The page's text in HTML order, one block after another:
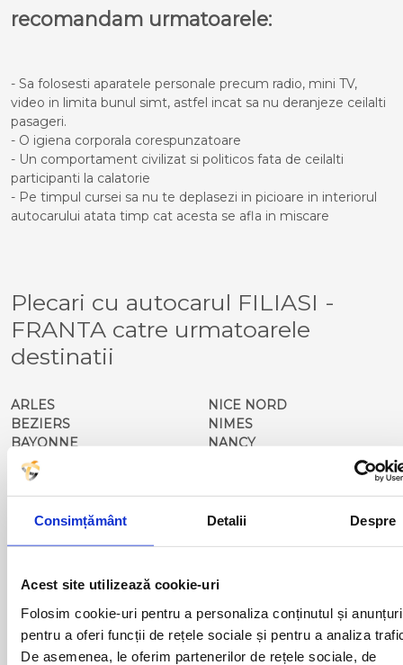
Consimțământ Detalii Despre
Acest site utilizează cookie-uri
Folosim cookie-uri pentru a personaliza conținutul și
pentru a oferi funcții de rețele sociale și pentru a analiza
De asemenea, le oferim partenerilor de rețele sociale, de
recomandam urmatoarele:
- Sa folosesti aparatele personale precum radio, mini TV,
video in limita bunul simt, astfel incat sa nu deranjeze ceilalti
pasageri.
- O igiena corporala corespunzatoare
- Un comportament civilizat si politicos fata de ceilalti
participanti la calatorie
- Pe timpul cursei sa nu te deplasezi in picioare in interiorul
autocarului atata timp cat acesta se afla in miscare
Plecari cu autocarul FILIASI -
FRANTA catre urmatoarele
destinatii
ARLES
BEZIERS
BAYONNE
BIRIATOU
CANNES
CARCASSONNE
FREJUS
MARSEILLE
MONTPELLIER
METZ
NICE NORD
NIMES
NANCY
PUGET SUR ARGENS
PARIS
TOULOUSE
VIDAUBAN